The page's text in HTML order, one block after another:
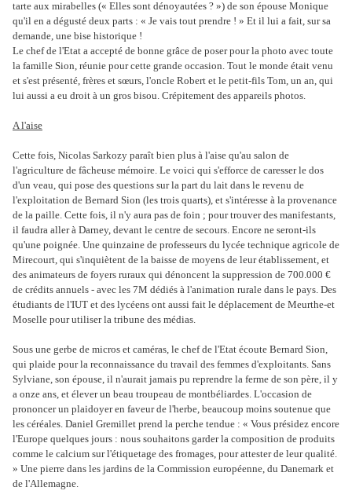
tarte aux mirabelles (« Elles sont dénoyautées ? ») de son épouse Monique
qu'il en a dégusté deux parts : « Je vais tout prendre ! » Et il lui a fait, sur sa
demande, une bise historique !
Le chef de l'Etat a accepté de bonne grâce de poser pour la photo avec toute
la famille Sion, réunie pour cette grande occasion. Tout le monde était venu
et s'est présenté, frères et sœurs, l'oncle Robert et le petit-fils Tom, un an, qui
lui aussi a eu droit à un gros bisou. Crépitement des appareils photos.
A l'aise
Cette fois, Nicolas Sarkozy paraît bien plus à l'aise qu'au salon de
l'agriculture de fâcheuse mémoire. Le voici qui s'efforce de caresser le dos
d'un veau, qui pose des questions sur la part du lait dans le revenu de
l'exploitation de Bernard Sion (les trois quarts), et s'intéresse à la provenance
de la paille. Cette fois, il n'y aura pas de foin ; pour trouver des manifestants,
il faudra aller à Darney, devant le centre de secours. Encore ne seront-ils
qu'une poignée. Une quinzaine de professeurs du lycée technique agricole de
Mirecourt, qui s'inquiètent de la baisse de moyens de leur établissement, et
des animateurs de foyers ruraux qui dénoncent la suppression de 700.000 €
de crédits annuels - avec les 7M dédiés à l'animation rurale dans le pays. Des
étudiants de l'IUT et des lycéens ont aussi fait le déplacement de Meurthe-et
Moselle pour utiliser la tribune des médias.
Sous une gerbe de micros et caméras, le chef de l'Etat écoute Bernard Sion,
qui plaide pour la reconnaissance du travail des femmes d'exploitants. Sans
Sylviane, son épouse, il n'aurait jamais pu reprendre la ferme de son père, il y
a onze ans, et élever un beau troupeau de montbéliardes. L'occasion de
prononcer un plaidoyer en faveur de l'herbe, beaucoup moins soutenue que
les céréales. Daniel Gremillet prend la perche tendue : « Vous présidez encore
l'Europe quelques jours : nous souhaitons garder la composition de produits
comme le calcium sur l'étiquetage des fromages, pour attester de leur qualité.
» Une pierre dans les jardins de la Commission européenne, du Danemark et
de l'Allemagne.